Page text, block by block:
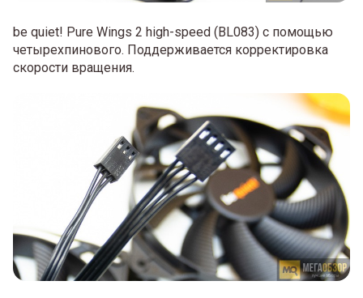
be quiet! Pure Wings 2 high-speed (BL083) с помощью
четырехпинового. Поддерживается корректировка
скорости вращения.